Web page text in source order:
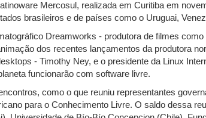
Mercosul, realizada em Curitiba em
brasileiros e de países como o Uruguai,
Dreamworks - produtora de filmes
dos recentes lançamentos da produtora
- Timothy Ney, e o presidente da Linux
funcionarão com software livre.
como o que reuniu representantes
para o Conhecimento Livre. O saldo dessa